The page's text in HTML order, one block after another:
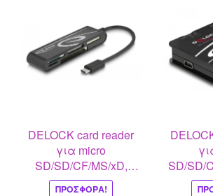
DELOCK card reader
για micro
SD/SD/CF/MS/xD,
USB-C, μαύρο
ΠΡΟΣΦΟΡΆ!
SD/SD/